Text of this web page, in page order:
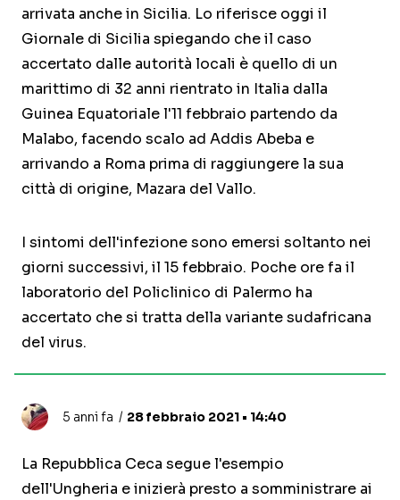
arrivata anche in Sicilia. Lo riferisce oggi il
Giornale di Sicilia spiegando che il caso
accertato dalle autorità locali è quello di un
marittimo di 32 anni rientrato in Italia dalla
Guinea Equatoriale l'11 febbraio partendo da
Malabo, facendo scalo ad Addis Abeba e
arrivando a Roma prima di raggiungere la sua
città di origine, Mazara del Vallo.
I sintomi dell'infezione sono emersi soltanto nei
giorni successivi, il 15 febbraio. Poche ore fa il
laboratorio del Policlinico di Palermo ha
accertato che si tratta della variante sudafricana
del virus.
5 anni fa 28 febbraio 2021 • 14:40
La Repubblica Ceca segue l'esempio
dell'Ungheria e inizierà presto a somministrare ai